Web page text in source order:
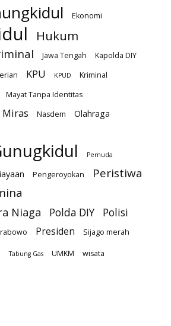
Ekonomi
Hukum
Jawa Tengah
Kapolda DIY
KPU KPUD
Kriminal
Mayat Tanpa Identitas
Miras Nasdem Olahraga
Pemuda
Pengeroyokan Peristiwa
Niaga Polda DIY
Polisi
Presiden Sijago merah
Tabung Gas UMKM wisata